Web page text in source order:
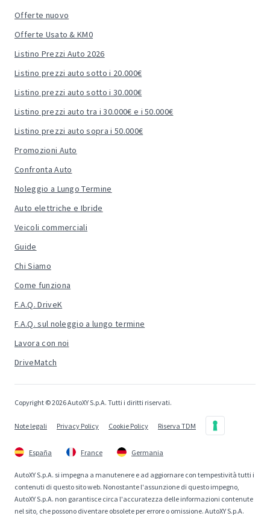
Offerte nuovo
Offerte Usato & KM0
Listino Prezzi Auto 2026
Listino prezzi auto sotto i 20.000€
Listino prezzi auto sotto i 30.000€
Listino prezzi auto tra i 30.000€ e i 50.000€
Listino prezzi auto sopra i 50.000€
Promozioni Auto
Confronta Auto
Noleggio a Lungo Termine
Auto elettriche e Ibride
Veicoli commerciali
Guide
Chi Siamo
Come funziona
F.A.Q. DriveK
F.A.Q. sul noleggio a lungo termine
Lavora con noi
DriveMatch
Copyright © 2026 AutoXY S.p.A. Tutti i diritti riservati.
Note legali Privacy Policy Cookie Policy Riserva TDM
España France Germania
AutoXY S.p.A. si impegna a manutenere e ad aggiornare con tempestività tutti i
contenuti di questo sito web. Nonostante l'assunzione di questo impegno,
AutoXY S.p.A. non garantisce circa l'accuratezza delle informazioni contenute
nel sito, che possono diventare obsolete per errore o omissione. AutoXY S.p.A.